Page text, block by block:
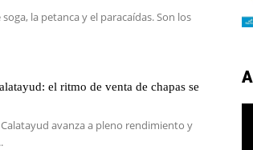
la petanca y el paracaídas. Son los
el ritmo de venta de chapas se
avanza a pleno rendimiento y